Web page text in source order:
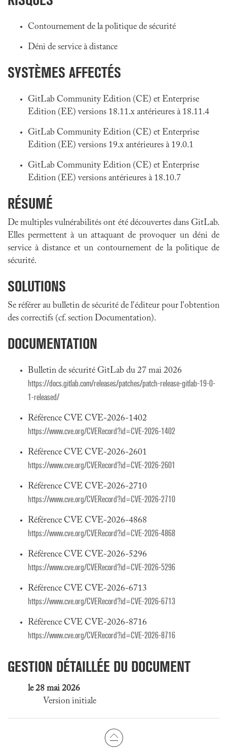
Contournement de la politique de sécurité
Déni de service à distance
SYSTÈMES AFFECTÉS
GitLab Community Edition (CE) et Enterprise
Edition (EE) versions 18.11.x antérieures à 18.11.4
GitLab Community Edition (CE) et Enterprise
Edition (EE) versions 19.x antérieures à 19.0.1
GitLab Community Edition (CE) et Enterprise
Edition (EE) versions antérieures à 18.10.7
RÉSUMÉ
De multiples vulnérabilités ont été découvertes dans GitLab.
Elles permettent à un attaquant de provoquer un déni de
service à distance et un contournement de la politique de
sécurité.
SOLUTIONS
Se référer au bulletin de sécurité de l'éditeur pour l'obtention
des correctifs (cf. section Documentation).
DOCUMENTATION
Bulletin de sécurité GitLab du 27 mai 2026
https://docs.gitlab.com/releases/patches/patch-release-gitlab-19-0-
1-released/
Référence CVE CVE-2026-1402
https://www.cve.org/CVERecord?id=CVE-2026-1402
Référence CVE CVE-2026-2601
https://www.cve.org/CVERecord?id=CVE-2026-2601
Référence CVE CVE-2026-2710
https://www.cve.org/CVERecord?id=CVE-2026-2710
Référence CVE CVE-2026-4868
https://www.cve.org/CVERecord?id=CVE-2026-4868
Référence CVE CVE-2026-5296
https://www.cve.org/CVERecord?id=CVE-2026-5296
Référence CVE CVE-2026-6713
https://www.cve.org/CVERecord?id=CVE-2026-6713
Référence CVE CVE-2026-8716
https://www.cve.org/CVERecord?id=CVE-2026-8716
GESTION DÉTAILLÉE DU DOCUMENT
le 28 mai 2026
Version initiale